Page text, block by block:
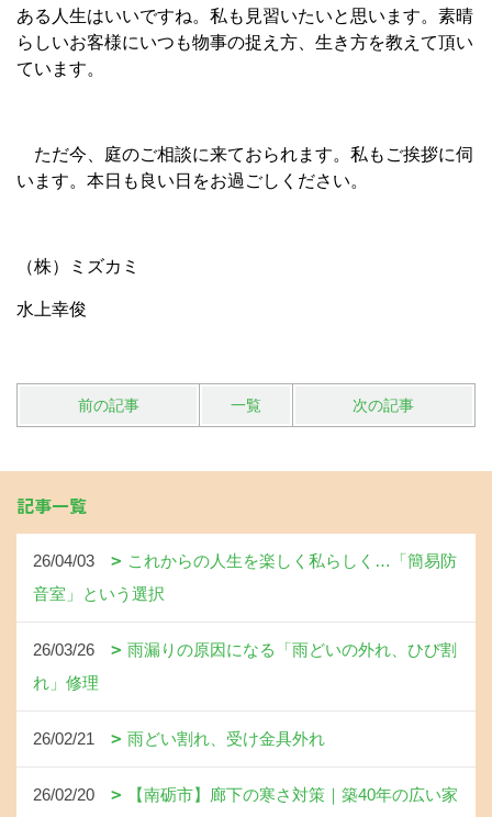
ある人生はいいですね。私も見習いたいと思います。素晴
らしいお客様にいつも物事の捉え方、生き方を教えて頂い
ています。
ただ今、庭のご相談に来ておられます。私もご挨拶に伺
います。本日も良い日をお過ごしください。
（株）ミズカミ
水上幸俊
前の記事 一覧 次の記事
記事一覧
26/04/03
これからの人生を楽しく私らしく…「簡易防
音室」という選択
26/03/26
雨漏りの原因になる「雨どいの外れ、ひび割
れ」修理
26/02/21 雨どい割れ、受け金具外れ
26/02/20
【南砺市】廊下の寒さ対策｜築40年の広い家